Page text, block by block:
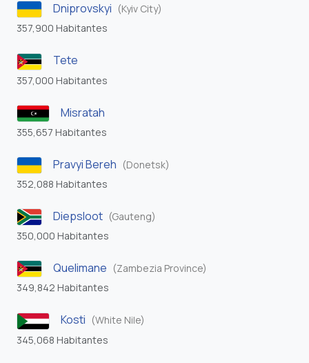
Dniprovskyi (Kyiv City)
357,900 Habitantes
Tete
357,000 Habitantes
Misratah
355,657 Habitantes
Pravyi Bereh (Donetsk)
352,088 Habitantes
Diepsloot (Gauteng)
350,000 Habitantes
Quelimane (Zambezia Province)
349,842 Habitantes
Kosti (White Nile)
345,068 Habitantes